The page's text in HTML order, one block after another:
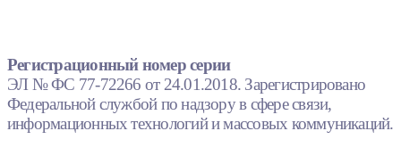
Регистрационный номер серии
ЭЛ № ФС 77-72266 от 24.01.2018. Зарегистрировано
Федеральной службой по надзору в сфере связи,
информационных технологий и массовых коммуникаций.